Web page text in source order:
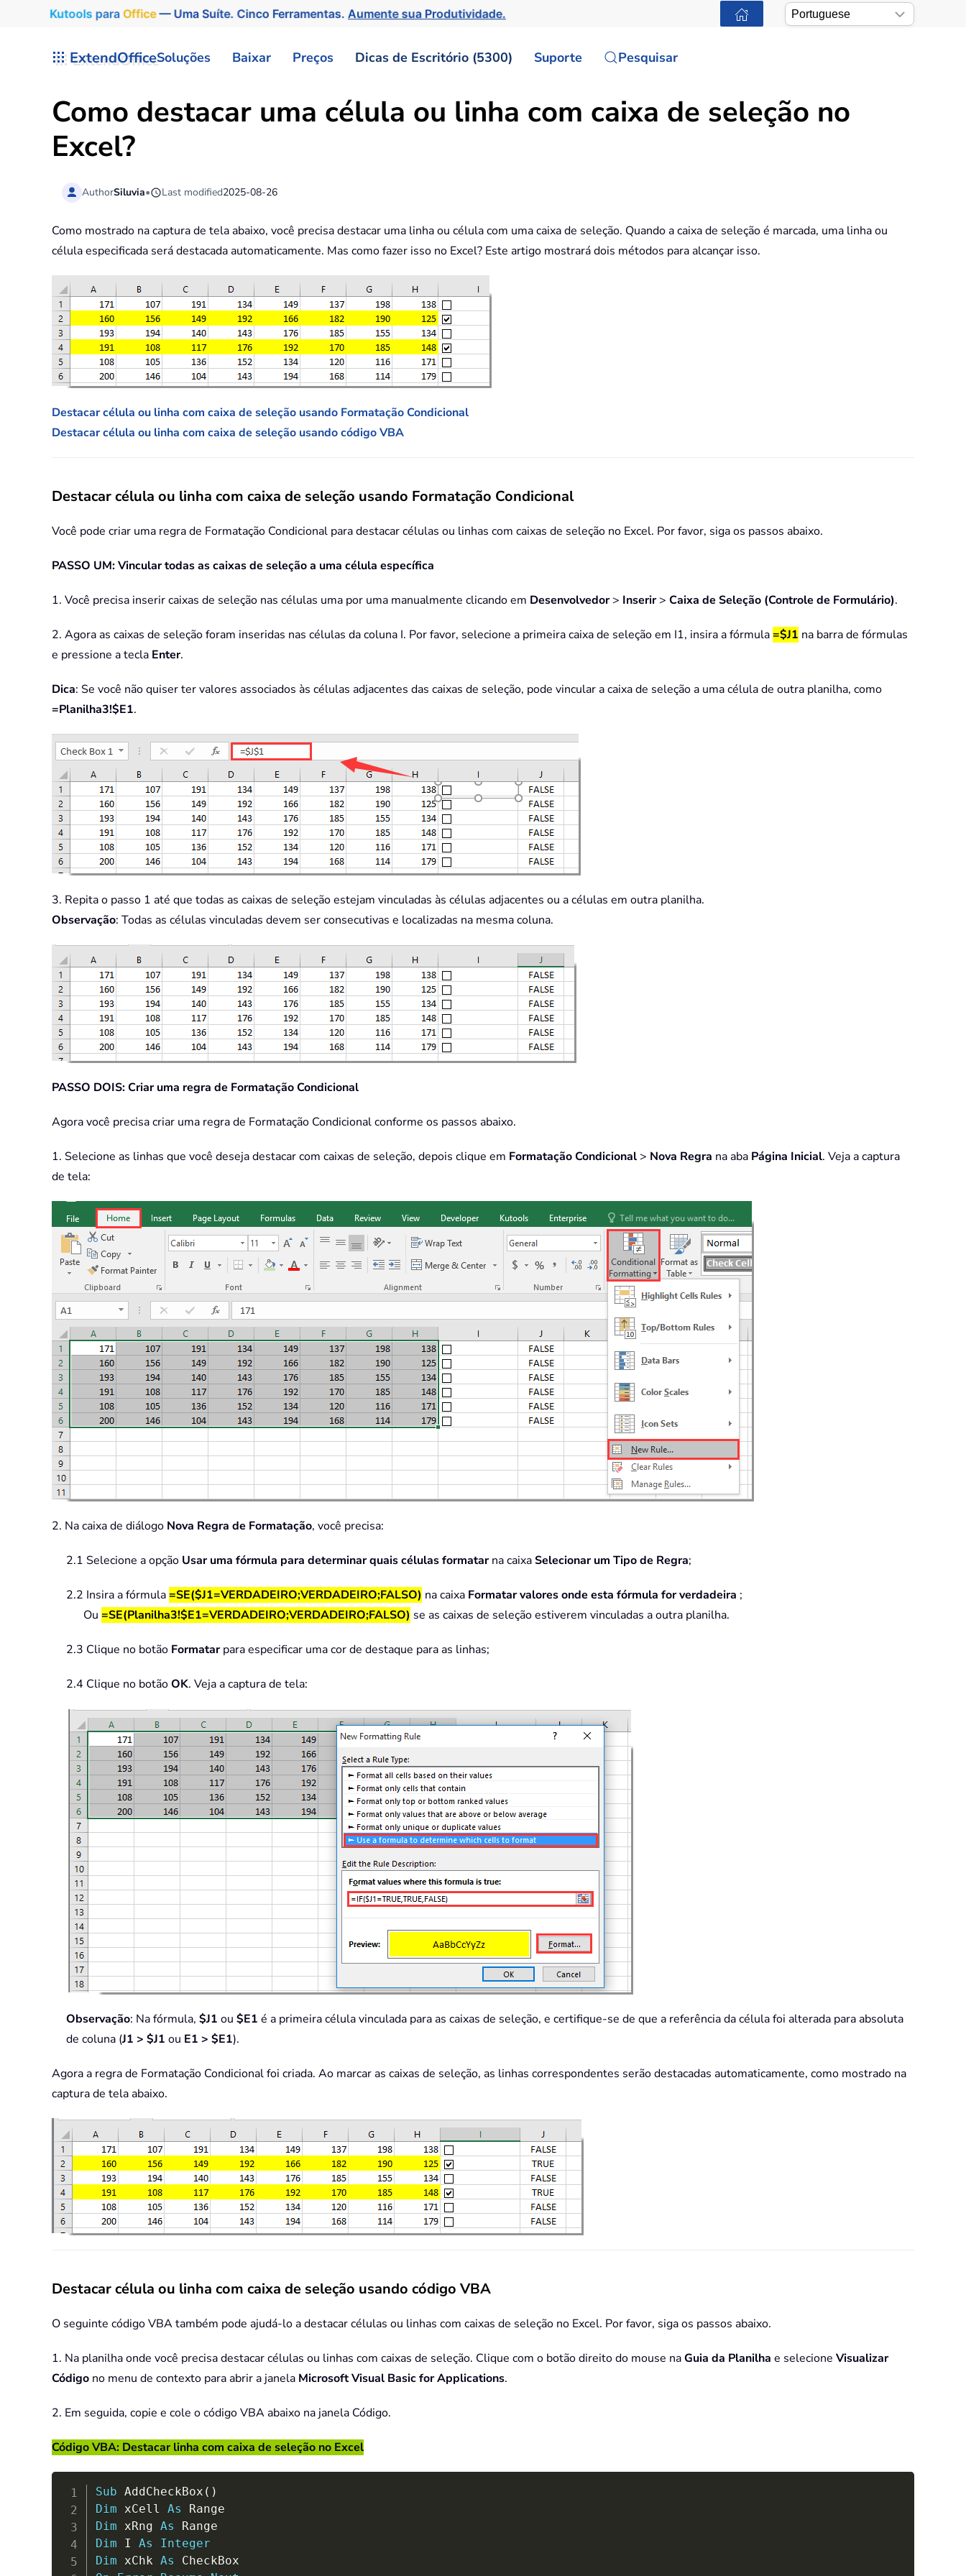
Kutoolspara Office— Uma Suíte. Cinco Ferramentas.Aumente sua Produtividade.
ExtendOfficeSoluções Baixar Preços Dicas de Escritório (5300) Suporte Pesquisar
Como destacar uma célula ou linha com caixa de seleção no
Excel?
AuthorSiluvia• Last modified2025-08-26
Como mostrado na captura de tela abaixo, você precisa destacar uma linha ou célula com uma caixa de seleção. Quando a caixa de seleção é marcada, uma linha ou
célula especificada será destacada automaticamente. Mas como fazer isso no Excel? Este artigo mostrará dois métodos para alcançar isso.
Destacar célula ou linha com caixa de seleção usando Formatação Condicional
Destacar célula ou linha com caixa de seleção usando código VBA
Destacar célula ou linha com caixa de seleção usando Formatação Condicional
Você pode criar uma regra de Formatação Condicional para destacar células ou linhas com caixas de seleção no Excel. Por favor, siga os passos abaixo.
PASSO UM: Vincular todas as caixas de seleção a uma célula específica
1. Você precisa inserir caixas de seleção nas células uma por uma manualmente clicando em Desenvolvedor> Inserir> Caixa de Seleção (Controle de Formulário).
2. Agora as caixas de seleção foram inseridas nas células da coluna I. Por favor, selecione a primeira caixa de seleção em I1, insira a fórmula=$J1 na barra de fórmulas
e pressione a tecla Enter.
Dica: Se você não quiser ter valores associados às células adjacentes das caixas de seleção, pode vincular a caixa de seleção a uma célula de outra planilha, como
=Planilha3!$E1.
3. Repita o passo 1 até que todas as caixas de seleção estejam vinculadas às células adjacentes ou a células em outra planilha.
Observação: Todas as células vinculadas devem ser consecutivas e localizadas na mesma coluna.
PASSO DOIS: Criar uma regra de Formatação Condicional
Agora você precisa criar uma regra de Formatação Condicional conforme os passos abaixo.
1. Selecione as linhas que você deseja destacar com caixas de seleção, depois clique em Formatação Condicional > Nova Regra na aba Página Inicial. Veja a captura
de tela:
2. Na caixa de diálogo Nova Regra de Formatação, você precisa:
2.1 Selecione a opção Usar uma fórmula para determinar quais células formatarna caixaSelecionar um Tipo de Regra;
2.2 Insira a fórmula=SE($J1=VERDADEIRO;VERDADEIRO;FALSO) na caixa Formatar valores onde esta fórmula for verdadeira ;
Ou =SE(Planilha3!$E1=VERDADEIRO;VERDADEIRO;FALSO) se as caixas de seleção estiverem vinculadas a outra planilha.
2.3 Clique no botão Formatarpara especificar uma cor de destaque para as linhas;
2.4 Clique no botãoOK. Veja a captura de tela:
Observação: Na fórmula, $J1 ou $E1 é a primeira célula vinculada para as caixas de seleção, e certifique-se de que a referência da célula foi alterada para absoluta
de coluna (J1 > $J1 ou E1 > $E1).
Agora a regra de Formatação Condicional foi criada. Ao marcar as caixas de seleção, as linhas correspondentes serão destacadas automaticamente, como mostrado na
captura de tela abaixo.
Destacar célula ou linha com caixa de seleção usando código VBA
O seguinte código VBA também pode ajudá-lo a destacar células ou linhas com caixas de seleção no Excel. Por favor, siga os passos abaixo.
1. Na planilha onde você precisa destacar células ou linhas com caixas de seleção. Clique com o botão direito do mouse naGuia da Planilha e selecione Visualizar
Código no menu de contexto para abrir a janela Microsoft Visual Basic for Applications.
2. Em seguida, copie e cole o código VBA abaixo na janela Código.
Código VBA: Destacar linha com caixa de seleção no Excel
Sub AddCheckBox ( )
Dim xCell As
Dim xRng As
Dim I As
Integer
Dim xChk As